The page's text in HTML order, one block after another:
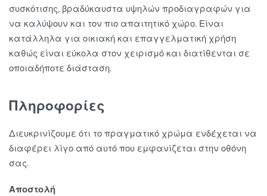
συσκότισης, βραδύκαυστα υψηλών προδιαγραφών για
να καλύψουν και τον πιο απαιτητικό χώρο. Είναι
κατάλληλα για οικιακή και επαγγελματική χρήση
καθώς είναι εύκολα στον χειρισμό και διατίθενται σε
οποιαδήποτε διάσταση.
Πληροφορίες
Διευκρινίζουμε ότι το πραγματικό χρώμα ενδέχεται να
διαφέρει λίγο από αυτό που εμφανίζεται στην οθόνη
σας.
Αποστολή